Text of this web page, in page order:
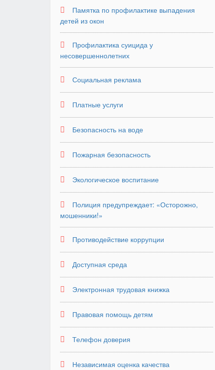
Памятка по профилактике выпадения
детей из окон
Профилактика суицида у
несовершеннолетних
Социальная реклама
Платные услуги
Безопасность на воде
Пожарная безопасность
Экологическое воспитание
Полиция предупреждает: «Осторожно,
мошенники!»
Противодействие коррупции
Доступная среда
Электронная трудовая книжка
Правовая помощь детям
Телефон доверия
Независимая оценка качества